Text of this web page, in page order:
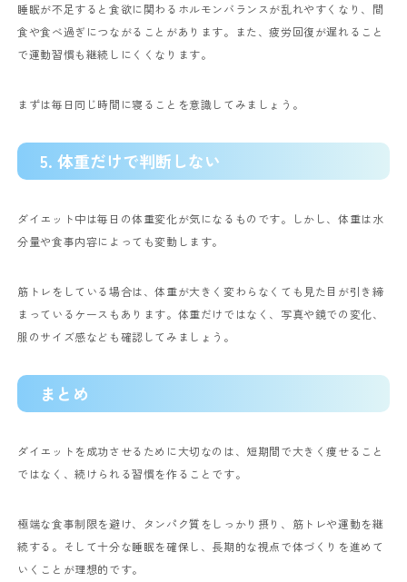
睡眠が不足すると食欲に関わるホルモンバランスが乱れやすくなり、間
食や食べ過ぎにつながることがあります。また、疲労回復が遅れること
で運動習慣も継続しにくくなります。
まずは毎日同じ時間に寝ることを意識してみましょう。
5. 体重だけで判断しない
ダイエット中は毎日の体重変化が気になるものです。しかし、体重は水
分量や食事内容によっても変動します。
筋トレをしている場合は、体重が大きく変わらなくても見た目が引き締
まっているケースもあります。体重だけではなく、写真や鏡での変化、
服のサイズ感なども確認してみましょう。
まとめ
ダイエットを成功させるために大切なのは、短期間で大きく痩せること
ではなく、続けられる習慣を作ることです。
極端な食事制限を避け、タンパク質をしっかり摂り、筋トレや運動を継
続する。そして十分な睡眠を確保し、長期的な視点で体づくりを進めて
いくことが理想的です。